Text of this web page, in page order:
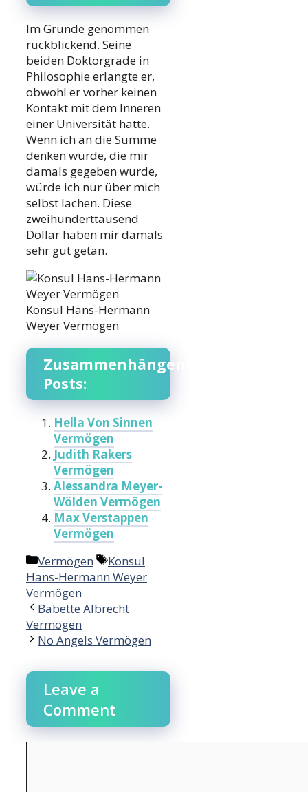
Im Grunde genommen
rückblickend. Seine
beiden Doktorgrade in
Philosophie erlangte er,
obwohl er vorher keinen
Kontakt mit dem Inneren
einer Universität hatte.
Wenn ich an die Summe
denken würde, die mir
damals gegeben wurde,
würde ich nur über mich
selbst lachen. Diese
zweihunderttausend
Dollar haben mir damals
sehr gut getan.
Konsul Hans-Hermann
Weyer Vermögen
Zusammenhängende
Posts:
Hella Von Sinnen
Vermögen
Judith Rakers
Vermögen
Alessandra Meyer-
Wölden Vermögen
Max Verstappen
Vermögen
Categories
Vermögen Tags
Konsul
Hans-Hermann Weyer
Vermögen
Babette Albrecht
Vermögen
No Angels Vermögen
Leave a
Comment